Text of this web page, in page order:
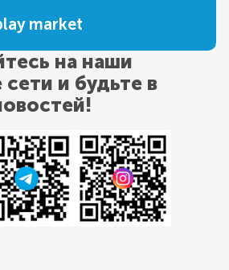
market
на наши
и будьте в